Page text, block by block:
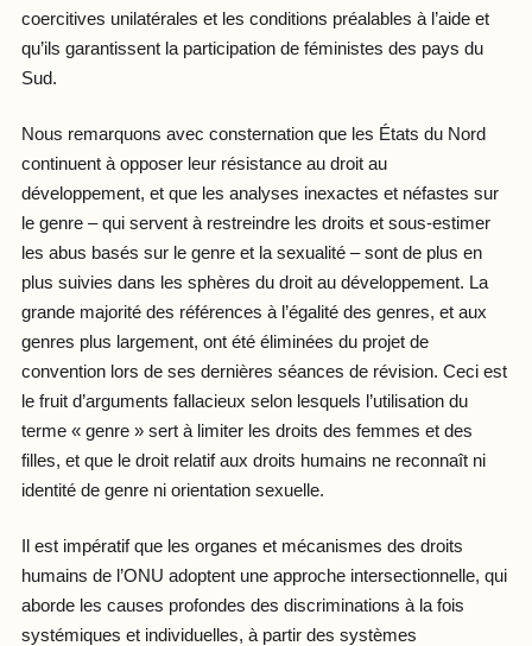
coercitives unilatérales et les conditions préalables à l’aide et
qu’ils garantissent la participation de féministes des pays du
Sud.
Nous remarquons avec consternation que les États du Nord
continuent à opposer leur résistance au droit au
développement, et que les analyses inexactes et néfastes sur
le genre – qui servent à restreindre les droits et sous-estimer
les abus basés sur le genre et la sexualité – sont de plus en
plus suivies dans les sphères du droit au développement. La
grande majorité des références à l’égalité des genres, et aux
genres plus largement, ont été éliminées du projet de
convention lors de ses dernières séances de révision. Ceci est
le fruit d’arguments fallacieux selon lesquels l’utilisation du
terme « genre » sert à limiter les droits des femmes et des
filles, et que le droit relatif aux droits humains ne reconnaît ni
identité de genre ni orientation sexuelle.
Il est impératif que les organes et mécanismes des droits
humains de l’ONU adoptent une approche intersectionnelle, qui
aborde les causes profondes des discriminations à la fois
systémiques et individuelles, à partir des systèmes